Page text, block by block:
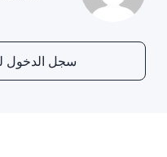
سجل الدخول